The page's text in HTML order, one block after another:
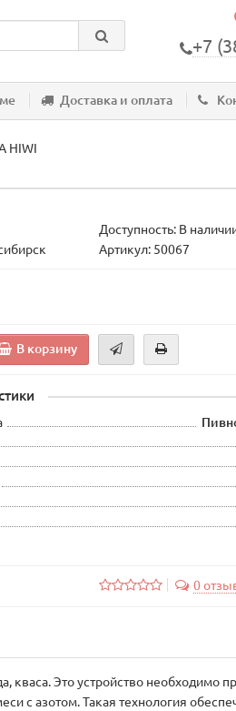
+7
Доставка и оплата
HIWI
Доступность: В
Артикул: 50067
В корзину
0
кваса. Это устройство необходимо
с азотом. Такая технология